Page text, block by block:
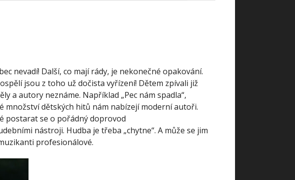
nevadí! Další, co mají rády, je nekonečné opakování.
jsou z toho už dočista vyřízení! Dětem zpívali již
a autory neznáme. Například „Pec nám spadla“,
množství dětských hitů nám nabízejí moderní autoři.
postarat se o pořádný doprovod
nástroji. Hudba je třeba „chytne“. A může se jim
profesionálové.